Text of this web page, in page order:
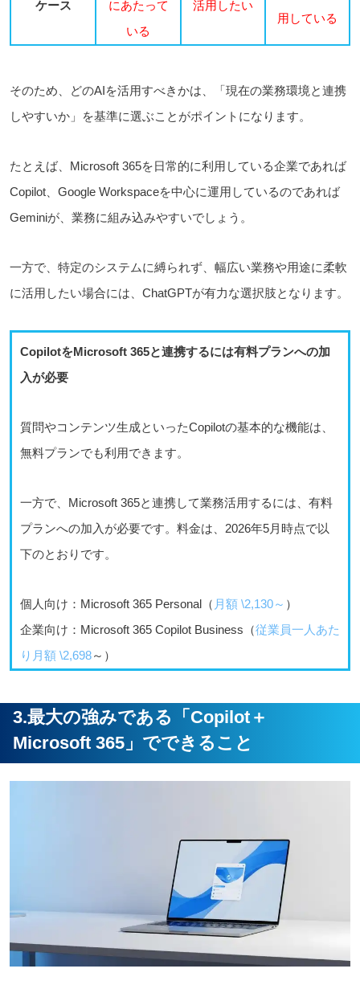
ケース
にあたって
いる
活用したい
用している
そのため、どのAIを活用すべきかは、「現在の業務環境と連携
しやすいか」を基準に選ぶことがポイントになります。
たとえば、Microsoft 365を日常的に利用している企業であれば
Copilot、Google Workspaceを中心に運用しているのであれば
Geminiが、業務に組み込みやすいでしょう。
一方で、特定のシステムに縛られず、幅広い業務や用途に柔軟
に活用したい場合には、ChatGPTが有力な選択肢となります。
CopilotをMicrosoft 365と連携するには有料プランへの加
入が必要
質問やコンテンツ生成といったCopilotの基本的な機能は、
無料プランでも利用できます。
一方で、Microsoft 365と連携して業務活用するには、有料
プランへの加入が必要です。料金は、2026年5月時点で以
下のとおりです。
個人向け：Microsoft 365 Personal（ 月額 \2,130～ ）
企業向け：Microsoft 365 Copilot Business（従業員一人あた
り月額 \2,698～）
3.最大の強みである「Copilot＋
Microsoft 365」でできること